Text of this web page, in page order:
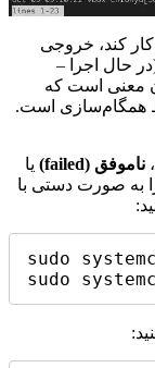
کند، خروجی
حال اجرا –
معنی است که
همگام‌سازی است.
، ناموفق (failed)
یا
به صورت دستی با
sudo
sudo